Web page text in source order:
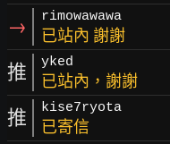
→ rimowawawa
已站內 謝謝
推 yked
已站內，謝謝
推 kise7ryota
已寄信